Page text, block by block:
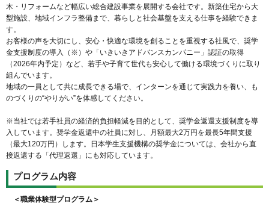
木・リフォームなど幅広い総合建設事業を展開する会社です。新築住宅から大
型施設、地域インフラ整備まで、暮らしと社会基盤を支える仕事を経験できま
す。
お客様の声を大切にし、安心・快適な環境を創ることを重視する社風で、奨学
金支援制度の導入（※）や「いきいきアドバンスカンパニー」認証の取得
（2026年内予定）など、若手や子育て世代も安心して働ける環境づくりに取り
組んでいます。
地域の一員として共に成長できる場で、インターンを通じて実践力を養い、も
のづくりの“やりがい”を体感してください。
※当社では若手社員の経済的負担軽減を目的として、奨学金返還支援制度を導
入しています。奨学金返還中の社員に対し、月額最大2万円を最長5年間支援
（最大120万円）します。日本学生支援機構の奨学金については、会社から直
接返還する「代理返還」にも対応しています。
プログラム内容
＜職業体験型プログラム＞